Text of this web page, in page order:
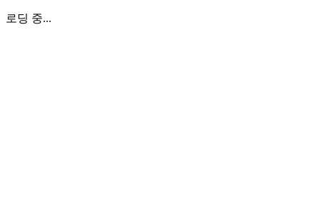
로딩 중...